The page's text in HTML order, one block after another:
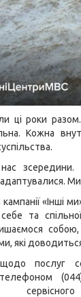
ці роки
Кожна
нас
Ми
кампанії
та
які
щодо послуг